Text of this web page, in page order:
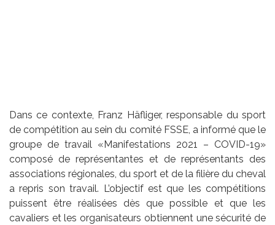
Dans ce contexte, Franz Häfliger, responsable du sport
de compétition au sein du comité FSSE, a informé que le
groupe de travail «Manifestations 2021 – COVID-19»
composé de représentantes et de représentants des
associations régionales, du sport et de la filière du cheval
a repris son travail. L’objectif est que les compétitions
puissent être réalisées dès que possible et que les
cavaliers et les organisateurs obtiennent une sécurité de